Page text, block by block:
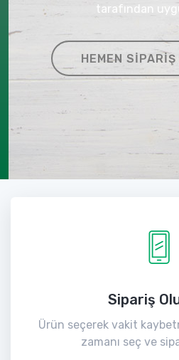
tarafından
HEMEN
Sipariş
Ürün seçerek vakit
zamanı seç ve